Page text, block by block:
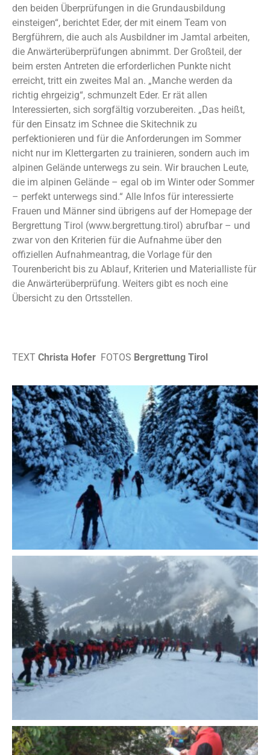
den beiden Überprüfungen in die Grundausbildung
einsteigen“, berichtet Eder, der mit einem Team von
Bergführern, die auch als Ausbildner im Jamtal arbeiten,
die Anwärterüberprüfungen abnimmt. Der Großteil, der
beim ersten Antreten die erforderlichen Punkte nicht
erreicht, tritt ein zweites Mal an. „Manche werden da
richtig ehrgeizig“, schmunzelt Eder. Er rät allen
Interessierten, sich sorgfältig vorzubereiten. „Das heißt,
für den Einsatz im Schnee die Skitechnik zu
perfektionieren und für die Anforderungen im Sommer
nicht nur im Klettergarten zu trainieren, sondern auch im
alpinen Gelände unterwegs zu sein. Wir brauchen Leute,
die im alpinen Gelände – egal ob im Winter oder Sommer
– perfekt unterwegs sind.“ Alle Infos für interessierte
Frauen und Männer sind übrigens auf der Homepage der
Bergrettung Tirol (www.bergrettung.tirol) abrufbar – und
zwar von den Kriterien für die Aufnahme über den
offiziellen Aufnahmeantrag, die Vorlage für den
Tourenbericht bis zu Ablauf, Kriterien und Materialliste für
die Anwärterüberprüfung. Weiters gibt es noch eine
Übersicht zu den Ortsstellen.
TEXT Christa Hofer FOTOS Bergrettung Tirol